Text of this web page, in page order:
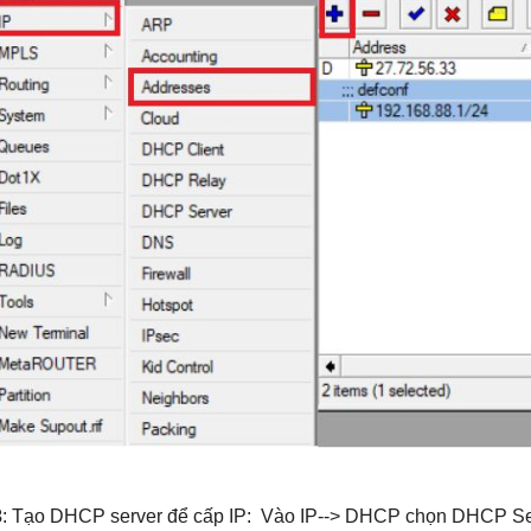
: Tạo DHCP server để cấp IP: Vào IP--> DHCP chọn DHCP